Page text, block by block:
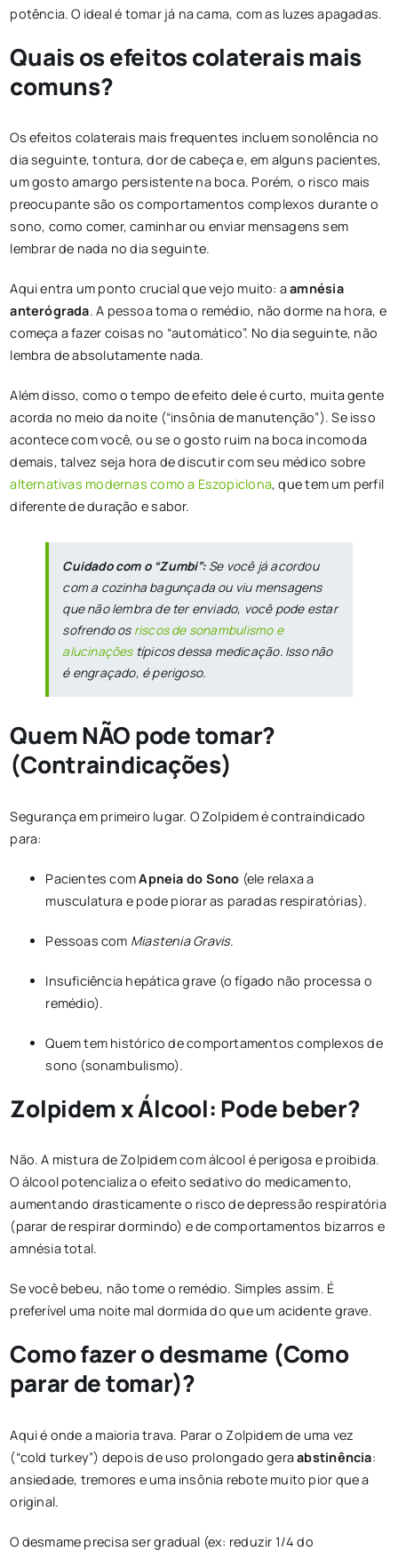
potência. O ideal é tomar já na cama, com as luzes apagadas.
Quais os efeitos colaterais mais
comuns?
Os efeitos colaterais mais frequentes incluem sonolência no
dia seguinte, tontura, dor de cabeça e, em alguns pacientes,
um gosto amargo persistente na boca. Porém, o risco mais
preocupante são os comportamentos complexos durante o
sono, como comer, caminhar ou enviar mensagens sem
lembrar de nada no dia seguinte.
Aqui entra um ponto crucial que vejo muito: aamnésia
anterógrada. A pessoa toma o remédio, não dorme na hora, e
começa a fazer coisas no “automático”. No dia seguinte, não
lembra de absolutamente nada.
Além disso, como o tempo de efeito dele é curto, muita gente
acorda no meio da noite (“insônia de manutenção”). Se isso
acontece com você, ou se o gosto ruim na boca incomoda
demais, talvez seja hora de discutir com seu médico sobre
alternativas modernas como a Eszopiclona, que tem um perfil
diferente de duração e sabor.
Cuidado com o “Zumbi”:Se você já acordou
com a cozinha bagunçada ou viu mensagens
que não lembra de ter enviado, você pode estar
sofrendo os riscos de sonambulismo e
alucinaçõestípicos dessa medicação. Isso não
é engraçado, é perigoso.
Quem NÃO pode tomar?
(Contraindicações)
Segurança em primeiro lugar. O Zolpidem é contraindicado
para:
Pacientes comApneia do Sono (ele relaxa a
musculatura e pode piorar as paradas respiratórias).
Pessoas com Miastenia Gravis.
Insuficiência hepática grave (o fígado não processa o
remédio).
Quem tem histórico de comportamentos complexos de
sono (sonambulismo).
Zolpidem x Álcool: Pode beber?
Não. A mistura de Zolpidem com álcool é perigosa e proibida.
O álcool potencializa o efeito sedativo do medicamento,
aumentando drasticamente o risco de depressão respiratória
(parar de respirar dormindo) e de comportamentos bizarros e
amnésia total.
Se você bebeu, não tome o remédio. Simples assim. É
preferível uma noite mal dormida do que um acidente grave.
Como fazer o desmame (Como
parar de tomar)?
Aqui é onde a maioria trava. Parar o Zolpidem de uma vez
(“cold turkey”) depois de uso prolongado geraabstinência:
ansiedade, tremores e uma insônia rebote muito pior que a
original.
O desmame precisa ser gradual (ex: reduzir 1/4 do